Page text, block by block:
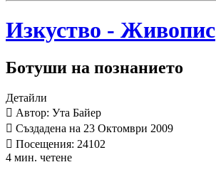
Изкуство - Живопис
Ботуши на познанието
Детайли
Автор: Ута Байер
Създадена на 23 Октомври 2009
Посещения: 24102
4 мин. четене